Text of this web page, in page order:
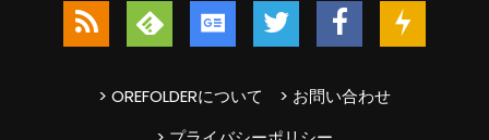
> OREFOLDERについて
> お問い合わせ